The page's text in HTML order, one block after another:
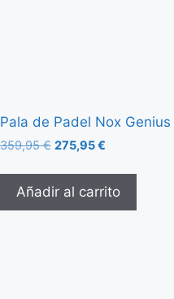
Pala de Padel Nox
359,95€ 275,95€
Añadir al carrito